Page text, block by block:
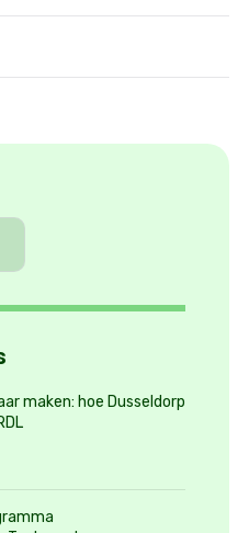
maken: hoe Dusseldorp